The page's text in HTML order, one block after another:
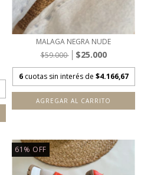
MALAGA NEGRA NUDE
$59.000
$25.000
6 cuotas sin interés de $4.166,67
AGREGAR AL CARRITO
61 % OFF